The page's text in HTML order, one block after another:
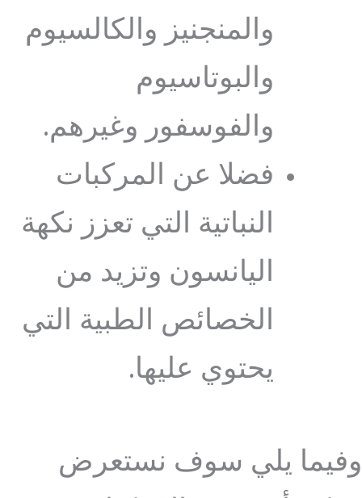
والمنجنيز والكالسيوم
والبوتاسيوم
والفوسفور وغيرهم.
فضلا عن المركبات
النباتية التي تعزز نكهة
اليانسون وتزيد من
الخصائص الطبية التي
يحتوي عليها.
وفيما يلي سوف نستعرض